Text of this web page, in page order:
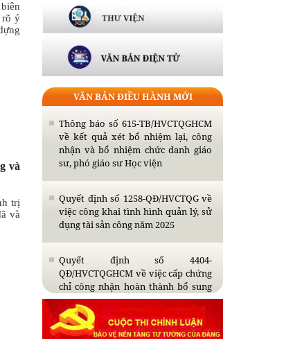
rõ ý
và
trị
và
VĂN BẢN ĐIỀU HÀNH MỚI
Thông báo số 615-TB/HVCTQGHCM
về kết quả xét bổ nhiệm lại, công
nhận và bổ nhiệm chức danh giáo
sư, phó giáo sư Học viện
Quyết định số 1258-QĐ/HVCTQG về
việc công khai tình hình quản lý, sử
dụng tài sản công năm 2025
Quyết định số 4404-
QĐ/HVCTQGHCM về việc cấp chứng
chỉ công nhận hoàn thành bổ sung
kiến thức dự tuyển đào tạo trình độ
thạc sĩ năm 2026
Bế giảng Lớp tập huấn giáo trình
Cao cấp lý luận chính trị và mô hình
đồng kiến tạo tri thức, giá trị mới
Thông báo tổ chức bảo vệ luận án
tiến sĩ cho Nghiên cứu sinh Nguyễn
Thị Thùy Giao
Khai giảng Lớp Cao cấp lý luận